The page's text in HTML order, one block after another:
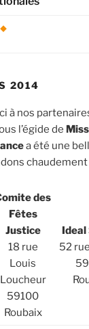
2014
à nos
l’égide de
a été une
chaudement
des
Fêtes
Justice
18 rue
Louis
Loucheur
59100
Roubaix
Ideal
52